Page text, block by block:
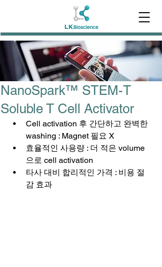
NanoSpark™ STEM-T
Soluble T Cell Activator
Cell activation 후 간단하고 완벽한
washing : Magnet 필요 X
효율적인 사용량 : 더 적은 volume
으로 cell activation
타사 대비 합리적인 가격 : 비용 절
감 효과